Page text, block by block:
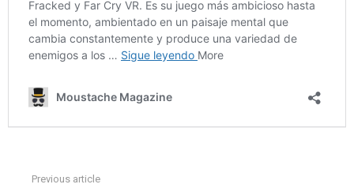
Previous article